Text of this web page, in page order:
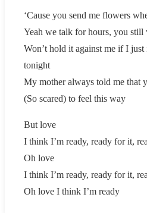
‘Cause you send me flowers
Yeah we talk for hours, you still
Won’t hold it against me if I
tonight
My mother always told me that
(So scared) to feel this way
But love
I think I’m ready, ready for it,
Oh love
I think I’m ready, ready for it,
Oh love I think I’m ready